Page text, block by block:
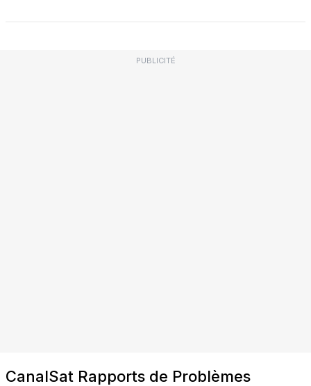
PUBLICITÉ
CanalSat Rapports de Problèmes